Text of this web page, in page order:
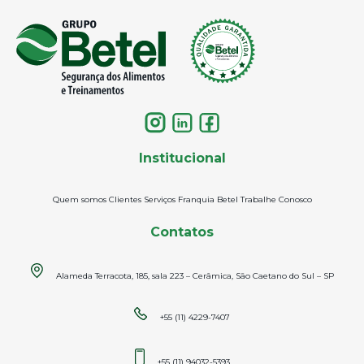
Institucional
Quem somos Clientes Serviços Franquia Betel Trabalhe Conosco
Contatos
Alameda Terracota, 185, sala 223 – Cerâmica, São Caetano do Sul – SP
+55 (11) 4229-7407
+55 (11) 94032-5393